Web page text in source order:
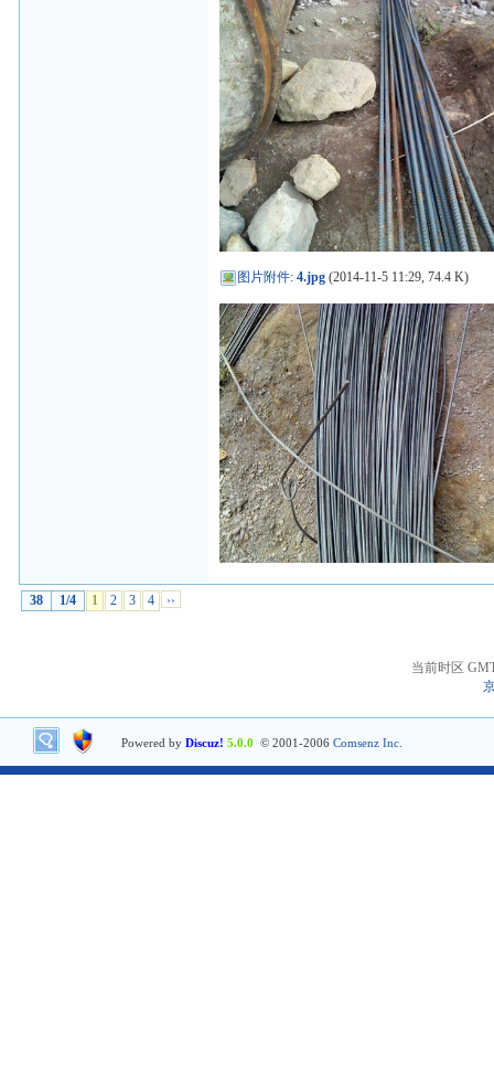
图片附件:4.jpg (2014-11-5 11:29, 74.4 K)
38 1/4 1 2 3 4 ››
当前时区
Powered by Discuz! 5.0.0 © 2001-2006 Comsenz Inc.